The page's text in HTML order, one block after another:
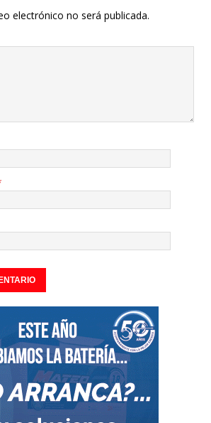
electrónico no será publicada.